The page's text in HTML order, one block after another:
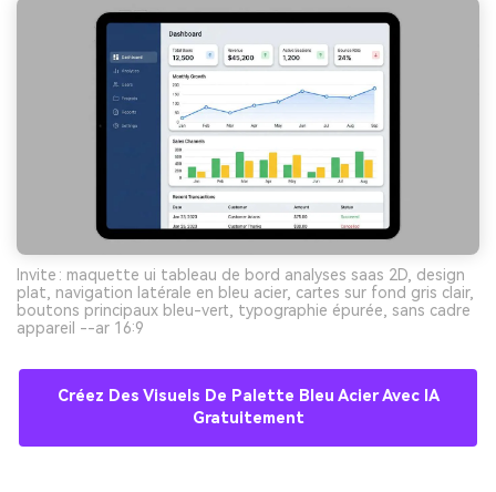
Invite : maquette ui tableau de bord analyses saas 2D, design
plat, navigation latérale en bleu acier, cartes sur fond gris clair,
boutons principaux bleu-vert, typographie épurée, sans cadre
appareil --ar 16:9
Créez Des Visuels De Palette Bleu Acier Avec IA
Gratuitement